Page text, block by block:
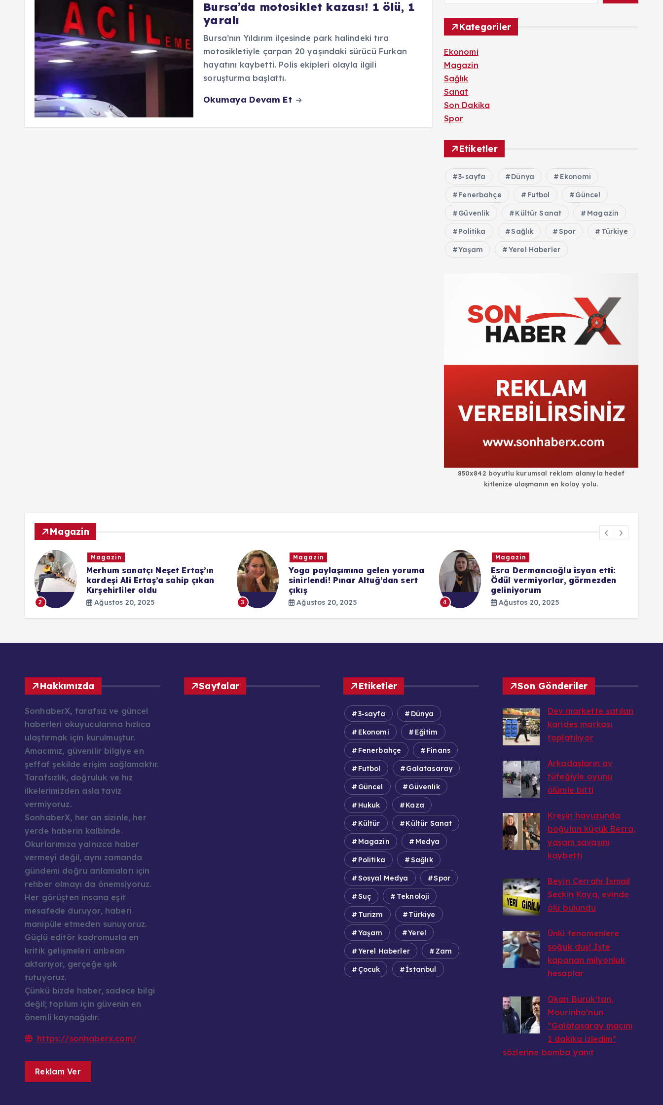
Bursa’da motosiklet kazası! 1 ölü, 1
yaralı
Bursa’nın Yıldırım ilçesinde park halindeki tıra
motosikletiyle çarpan 20 yaşındaki sürücü Furkan
hayatını kaybetti. Polis ekipleri olayla ilgili
soruşturma başlattı.
Okumaya Devam Et
Kategoriler
Ekonomi
Magazin
Sağlık
Sanat
Son Dakika
Spor
Etiketler
3-sayfa Dünya Ekonomi
Fenerbahçe Futbol Güncel
Güvenlik Kültür Sanat Magazin
Politika Sağlık Spor Türkiye
Yaşam Yerel Haberler
850x842 boyutlu kurumsal reklam alanıyla hedef
kitlenize ulaşmanın en kolay yolu.
Magazin
2
Magazin
Merhum sanatçı Neşet Ertaş’ın
kardeşi Ali Ertaş’a sahip çıkan
Kırşehirliler oldu
Ağustos 20, 2025 3
Magazin
Yoga paylaşımına gelen yoruma
sinirlendi! Pınar Altuğ’dan sert
çıkış
Ağustos 20, 2025 4
Magazin
Esra Dermancıoğlu isyan etti:
Ödül vermiyorlar, görmezden
geliniyorum
Ağustos 20, 2025
Hakkımızda
SonhaberX, tarafsız ve güncel
haberleri okuyucularına hızlıca
ulaştırmak için kurulmuştur.
Amacımız, güvenilir bilgiye en
şeffaf şekilde erişim sağlamaktır.
Tarafsızlık, doğruluk ve hız
ilkelerimizden asla taviz
vermiyoruz.
SonhaberX, her an sizinle, her
yerde haberin kalbinde.
Okurlarımıza yalnızca haber
vermeyi değil, aynı zamanda
gündemi doğru anlamaları için
rehber olmayı da önemsiyoruz.
Her görüşten insana eşit
mesafede duruyor, haberi
manipüle etmeden sunuyoruz.
Güçlü editör kadromuzla en
kritik gelişmeleri anbean
aktarıyor, gerçeğe ışık
tutuyoruz.
Çünkü bizde haber, sadece bilgi
değil; toplum için güvenin en
önemli kaynağıdır.
https://sonhaberx.com/
Reklam Ver
Sayfalar Etiketler
3-sayfa Dünya
Ekonomi Eğitim
Fenerbahçe Finans
Futbol Galatasaray
Güncel Güvenlik
Hukuk Kaza
Kültür Kültür Sanat
Magazin Medya
Politika Sağlık
Sosyal Medya Spor
Suç Teknoloji
Turizm Türkiye
Yaşam Yerel
Yerel Haberler Zam
Çocuk İstanbul
Son Gönderiler
Dev markette satılan
karides markası
toplatılıyor
Arkadaşların av
tüfeğiyle oyunu
ölümle bitti
Kreşin havuzunda
boğulan küçük Berra,
yaşam savaşını
kaybetti
Beyin Cerrahı İsmail
Seçkin Kaya, evinde
ölü bulundu
Ünlü fenomenlere
soğuk duş! İşte
kapanan milyonluk
hesaplar
Okan Buruk’tan,
Mourinho’nun
”Galatasaray maçını
1 dakika izledim”
sözlerine bomba yanıt